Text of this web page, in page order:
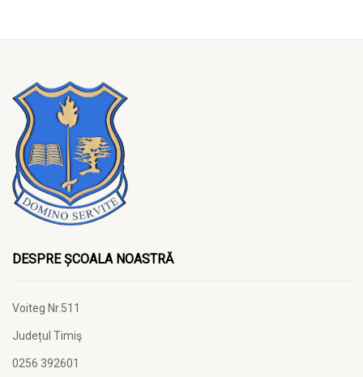
DESPRE ȘCOALA NOASTRĂ
Voiteg Nr.511
Județul Timiş
0256 392601